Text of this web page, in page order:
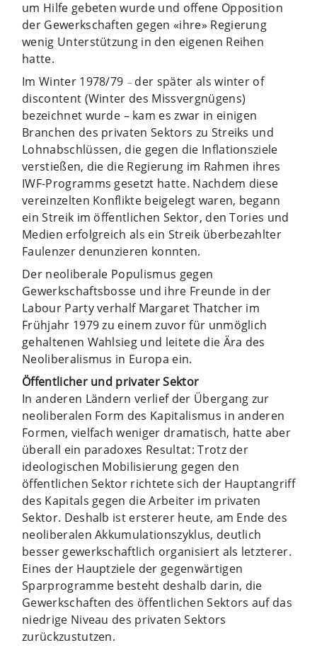
um Hilfe gebeten wurde und offene Opposition
der Gewerkschaften gegen «ihre» Regierung
wenig Unterstützung in den eigenen Reihen
hatte.
Im Winter 1978/79 – der später als winter of
discontent (Winter des Missvergnügens)
bezeichnet wurde –kam es zwar in einigen
Branchen des privaten Sektors zu Streiks und
Lohnabschlüssen, die gegen die Inflationsziele
verstießen, die die Regierung im Rahmen ihres
IWF-Programms gesetzt hatte. Nachdem diese
vereinzelten Konflikte beigelegt waren, begann
ein Streik im öffentlichen Sektor, den Tories und
Medien erfolgreich als ein Streik überbezahlter
Faulenzer denunzieren konnten.
Der neoliberale Populismus gegen
Gewerkschaftsbosse und ihre Freunde in der
Labour Party verhalf Margaret Thatcher im
Frühjahr 1979 zu einem zuvor für unmöglich
gehaltenen Wahlsieg und leitete die Ära des
Neoliberalismus in Europa ein.
Öffentlicher und privater Sektor
In anderen Ländern verlief der Übergang zur
neoliberalen Form des Kapitalismus in anderen
Formen, vielfach weniger dramatisch, hatte aber
überall ein paradoxes Resultat: Trotz der
ideologischen Mobilisierung gegen den
öffentlichen Sektor richtete sich der Hauptangriff
des Kapitals gegen die Arbeiter im privaten
Sektor. Deshalb ist ersterer heute, am Ende des
neoliberalen Akkumulationszyklus, deutlich
besser gewerkschaftlich organisiert als letzterer.
Eines der Hauptziele der gegenwärtigen
Sparprogramme besteht deshalb darin, die
Gewerkschaften des öffentlichen Sektors auf das
niedrige Niveau des privaten Sektors
zurückzustutzen.